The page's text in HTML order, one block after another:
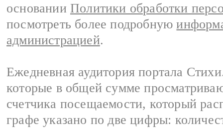
основании Политики обработки
посмотреть более подробную
администрацией.
Ежедневная аудитория портала
которые в общей сумме
счетчика посещаемости, который
графе указано по две цифры: